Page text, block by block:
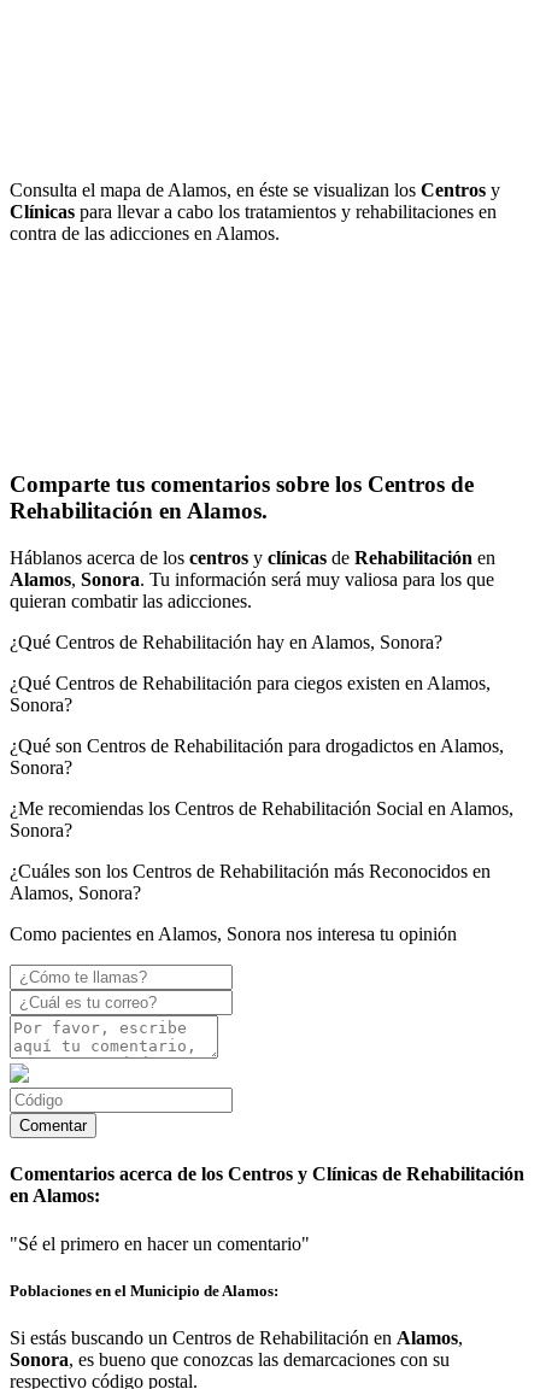
Consulta el mapa de Alamos, en éste se visualizan los Centros y
Clínicas para llevar a cabo los tratamientos y rehabilitaciones en
contra de las adicciones en Alamos.
Comparte tus comentarios sobre los Centros de
Rehabilitación en Alamos.
Háblanos acerca de los centros y clínicas de Rehabilitación en
Alamos, Sonora. Tu información será muy valiosa para los que
quieran combatir las adicciones.
¿Qué Centros de Rehabilitación hay en Alamos, Sonora?
¿Qué Centros de Rehabilitación para ciegos existen en Alamos,
Sonora?
¿Qué son Centros de Rehabilitación para drogadictos en Alamos,
Sonora?
¿Me recomiendas los Centros de Rehabilitación Social en Alamos,
Sonora?
¿Cuáles son los Centros de Rehabilitación más Reconocidos en
Alamos, Sonora?
Como pacientes en Alamos, Sonora nos interesa tu opinión
Comentarios acerca de los Centros y Clínicas de Rehabilitación
en Alamos:
"Sé el primero en hacer un comentario"
Poblaciones en el Municipio de Alamos:
Si estás buscando un Centros de Rehabilitación en Alamos,
Sonora, es bueno que conozcas las demarcaciones con su
respectivo código postal.